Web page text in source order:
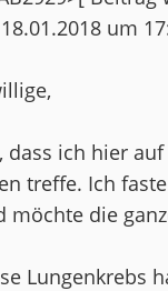
um
dass ich hier
treffe. Ich
möchte die
Lungenkrebs